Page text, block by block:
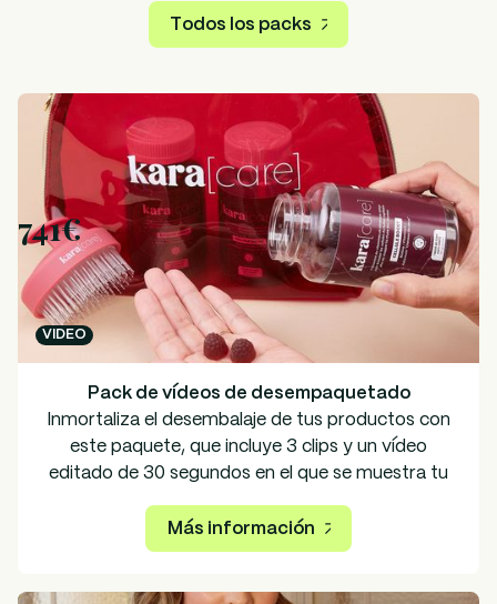
Todos los packs
741€
VIDEO
Pack de vídeos de desempaquetado
Inmortaliza el desembalaje de tus productos con
este paquete, que incluye 3 clips y un vídeo
editado de 30 segundos en el que se muestra tu
participación de un maniquí manual, ofrezca una
perspectiva completa y atractiva a la hora de
Más información